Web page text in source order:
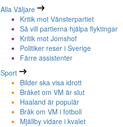
Alla Väljare
Kritik mot Vänsterpartiet
Så vill partierna hjälpa flyktingar
Kritik mot Jomshof
Politiker reser i Sverige
Färre assistenter
Sport
Bilder ska visa idrott
Bråket om VM är slut
Haaland är populär
Bråk om VM i fotboll
Mjällby vidare i kvalet